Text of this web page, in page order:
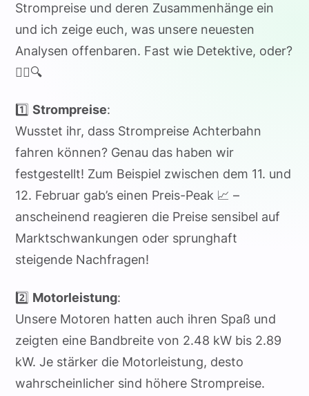
Strompreise und deren Zusammenhänge ein
und ich zeige euch, was unsere neuesten
Analysen offenbaren. Fast wie Detektive, oder?
🕵️‍♂️🔍
1️⃣Strompreise:
Wusstet ihr, dass Strompreise Achterbahn
fahren können? Genau das haben wir
festgestellt! Zum Beispiel zwischen dem 11. und
12. Februar gab’s einen Preis-Peak 📈 –
anscheinend reagieren die Preise sensibel auf
Marktschwankungen oder sprunghaft
steigende Nachfragen!
2️⃣ Motorleistung:
Unsere Motoren hatten auch ihren Spaß und
zeigten eine Bandbreite von 2.48 kW bis 2.89
kW. Je stärker die Motorleistung, desto
wahrscheinlicher sind höhere Strompreise.